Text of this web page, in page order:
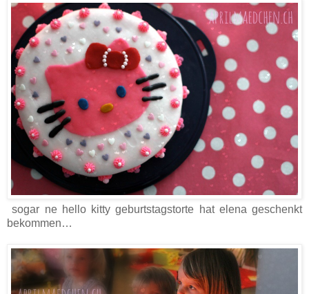
sogar ne hello kitty geburtstagstorte hat elena geschenkt
bekommen…